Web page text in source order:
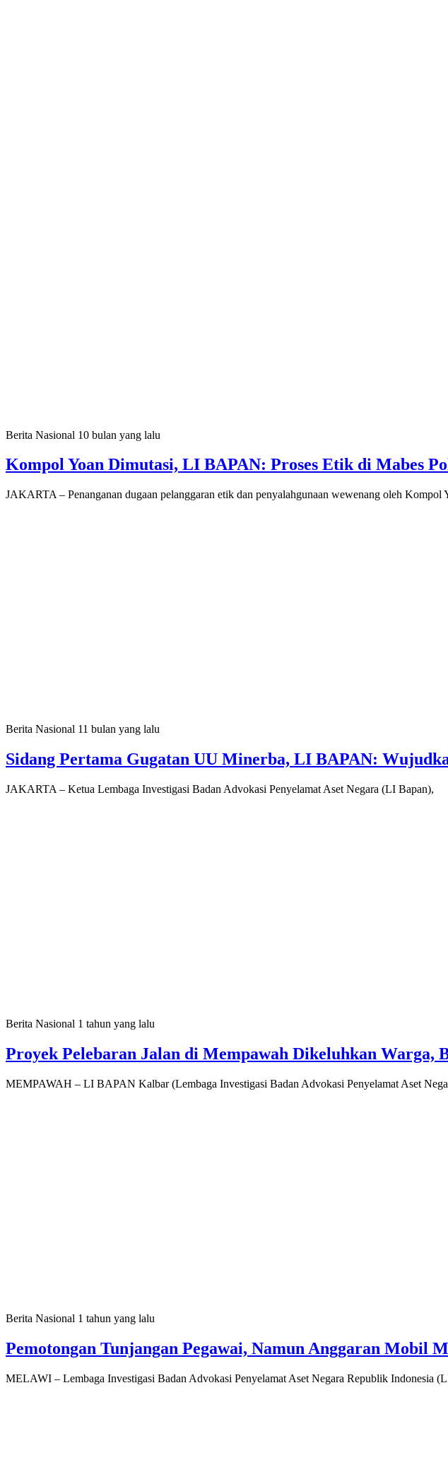
Berita Nasional 10 bulan yang lalu
Kompol Yoan Dimutasi, LI BAPAN: Proses Etik di Mabes
JAKARTA – Penanganan dugaan pelanggaran etik dan penyalahgunaan wewenang oleh Kompol
Berita Nasional 11 bulan yang lalu
Sidang Pertama Gugatan UU Minerba, LI BAPAN:
JAKARTA – Ketua Lembaga Investigasi Badan Advokasi Penyelamat Aset Negara (LI Bapan),
Berita Nasional 1 tahun yang lalu
Proyek Pelebaran Jalan di Mempawah Dikeluhkan Warga,
MEMPAWAH – LI BAPAN Kalbar (Lembaga Investigasi Badan Advokasi Penyelamat Aset
Berita Nasional 1 tahun yang lalu
Pemotongan Tunjangan Pegawai, Namun Anggaran Mobil
MELAWI – Lembaga Investigasi Badan Advokasi Penyelamat Aset Negara Republik Indonesia